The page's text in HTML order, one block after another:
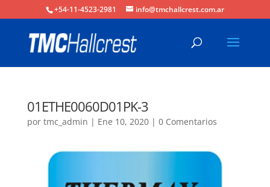
+54-11-4523-2981 info@tmchallcrest.com.ar
01ETHE0060D01PK-3
por tmc_admin | Ene 10, 2020| 0 Comentarios